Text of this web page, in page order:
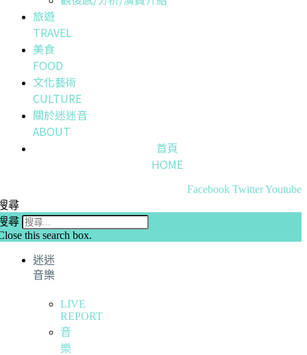
旅遊
TRAVEL
美食
FOOD
文化藝術
CULTURE
關於迷迷音
ABOUT
首頁
HOME
Facebook TwitterYoutube
尋
尋
this search box.
迷迷
音樂
LIVE
REPORT
音
樂